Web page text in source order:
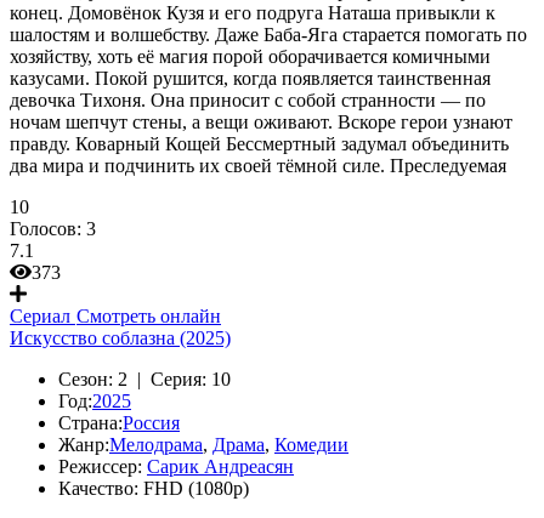
конец. Домовёнок Кузя и его подруга Наташа привыкли к
шалостям и волшебству. Даже Баба-Яга старается помогать по
хозяйству, хоть её магия порой оборачивается комичными
казусами. Покой рушится, когда появляется таинственная
девочка Тихоня. Она приносит с собой странности — по
ночам шепчут стены, а вещи оживают. Вскоре герои узнают
правду. Коварный Кощей Бессмертный задумал объединить
два мира и подчинить их своей тёмной силе. Преследуемая
10
Голосов: 3
7.1
373
Сериал Смотреть онлайн
Искусство соблазна (2025)
Сезон: 2 | Серия: 10
Год:2025
Страна:Россия
Жанр:Мелодрама, Драма, Комедии
Режиссер: Сарик Андреасян
Качество: FHD (1080p)